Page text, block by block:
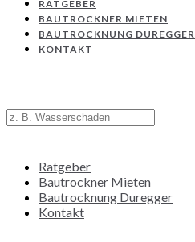
RATGEBER
BAUTROCKNER MIETEN
BAUTROCKNUNG DUREGGER
KONTAKT
Ratgeber
Bautrockner Mieten
Bautrocknung Duregger
Kontakt